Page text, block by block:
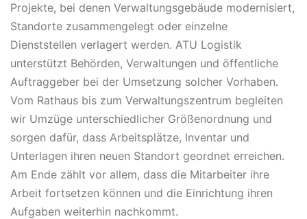
Projekte, bei denen Verwaltungsgebäude modernisiert,
Standorte zusammengelegt oder einzelne
Dienststellen verlagert werden. ATU Logistik
unterstützt Behörden, Verwaltungen und öffentliche
Auftraggeber bei der Umsetzung solcher Vorhaben.
Vom Rathaus bis zum Verwaltungszentrum begleiten
wir Umzüge unterschiedlicher Größenordnung und
sorgen dafür, dass Arbeitsplätze, Inventar und
Unterlagen ihren neuen Standort geordnet erreichen.
Am Ende zählt vor allem, dass die Mitarbeiter ihre
Arbeit fortsetzen können und die Einrichtung ihren
Aufgaben weiterhin nachkommt.